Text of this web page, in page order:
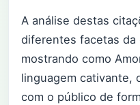
A análise destas
diferentes facetas da
mostrando como
linguagem cativante,
com o público de